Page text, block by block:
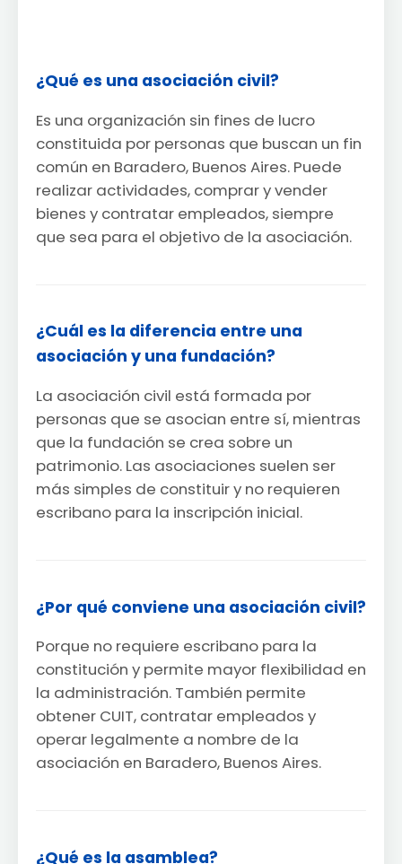
¿Qué es una asociación civil?
Es una organización sin fines de lucro
constituida por personas que buscan un fin
común en Baradero, Buenos Aires. Puede
realizar actividades, comprar y vender
bienes y contratar empleados, siempre
que sea para el objetivo de la asociación.
¿Cuál es la diferencia entre una
asociación y una fundación?
La asociación civil está formada por
personas que se asocian entre sí, mientras
que la fundación se crea sobre un
patrimonio. Las asociaciones suelen ser
más simples de constituir y no requieren
escribano para la inscripción inicial.
¿Por qué conviene una asociación civil?
Porque no requiere escribano para la
constitución y permite mayor flexibilidad en
la administración. También permite
obtener CUIT, contratar empleados y
operar legalmente a nombre de la
asociación en Baradero, Buenos Aires.
¿Qué es la asamblea?